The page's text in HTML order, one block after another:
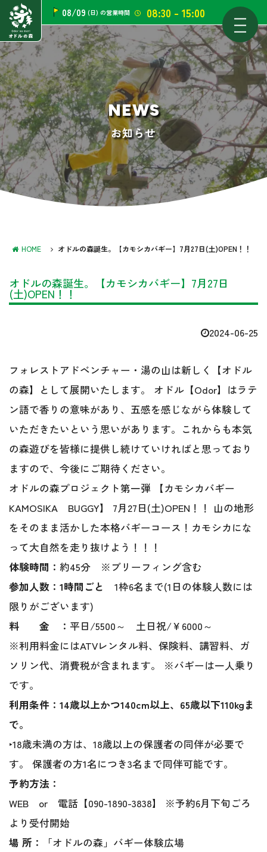
08/09 (日) の営業時間 08:30 - 15:00
NEWS
お知らせ
HOME オドルの森誕生。【カモシカバギー】7月27日(土)OPEN！！
オドルの森誕生。【カモシカバギー】7月27日
(土)OPEN！！
2024-06-25
フォレストアドベンチャー・湯の山は新しく【オドル
の森】として展開いたします。 オドル【Odor】はラテ
ン語で香りの意味があり、五感を感じながら体験して
いただきたいという思いがあります。これからも本気
の森遊びを皆様に提供し続けていければと思っており
ますので、今後にご期待ください。
オドルの森プロジェクト第一弾 【カモシカバギー
KAMOSIKA BUGGY】 7月27日(土)OPEN！！ 山の地形
をそのまま活かした本格バギーコース！カモシカにな
って大自然を走り抜けよう！！！
体験時間： 約45分 ※ブリーフィング含む
参加人数：1時間ごと 1枠6名まで(1日の体験人数には
限りがございます)
料 金 ： 平日/5500～ 土日祝/￥6000～
※利用料金にはATVレンタル料、保険料、講習料、ガ
ソリン代、消費税が含まれます。 ※バギーは一人乗り
です。
利用条件：14歳以上かつ140cm以上、65歳以下110kgま
で。
‣18歳未満の方は、18歳以上の保護者の同伴が必要で
す。 保護者の方1名につき3名まで同伴可能です。
予約方法：
WEB or 電話【090-1890-3838】 ※予約6月下旬ごろ
より受付開始
場 所：
「オドルの森」バギー体験広場